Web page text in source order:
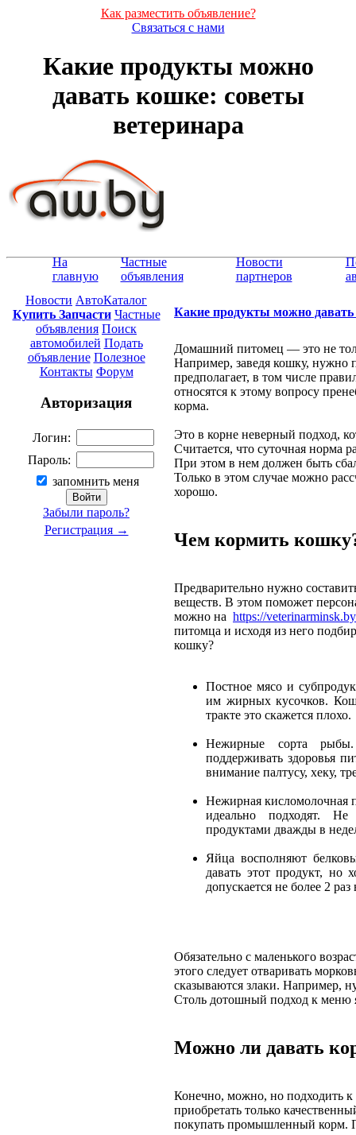
Как разместить объявление?
Связаться с нами
Какие продукты можно
давать кошке: советы
ветеринара
На
главную
Частные
объявления
Новости
партнеров
Новости АвтоКаталог
Купить Запчасти Частные
объявления Поиск
автомобилей Подать
объявление Полезное
Контакты Форум
Авторизация
Логин:
Пароль:
запомнить меня
Забыли пароль?
Регистрация →
Какие продукты можно
Домашний питомец — это не
Например, заведя кошку, нужно
предполагает, в том числе
относятся к этому вопросу
корма.
Это в корне неверный подход,
Считается, что суточная норма
При этом в нем должен быть
Только в этом случае можно
хорошо.
Чем кормить
Предварительно нужно
веществ. В этом поможет
можно на https://veterinarminsk.by
питомца и исходя из него
кошку?
Постное мясо и
им жирных кусочков.
тракте это скажется плохо.
Нежирные сорта
поддерживать здоровья
внимание палтусу, хеку,
Нежирная кисломолочная
идеально подходят. Не
продуктами дважды в
Яйца восполняют
давать этот продукт,
допускается не более 2
Обязательно с маленького
этого следует отваривать
сказываются злаки. Например,
Столь дотошный подход к меню
Можно ли давать
Конечно, можно, но подходить к
приобретать только
покупать промышленный корм.